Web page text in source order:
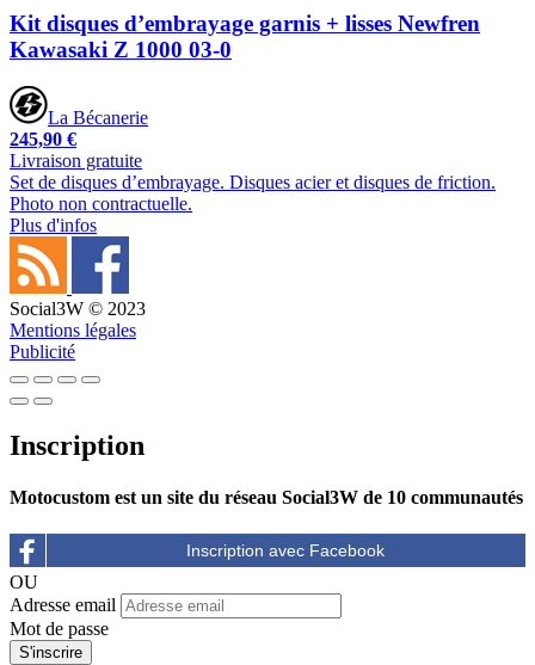
Kit disques d’embrayage garnis + lisses Newfren
Kawasaki Z 1000 03-0
La Bécanerie
245,90 €
Livraison gratuite
Set de disques d’embrayage. Disques acier et disques de friction.
Photo non contractuelle.
Plus d'infos
Social3W © 2023
Mentions légales
Publicité
Inscription
Motocustom est un site du réseau Social3W de 10 communautés
OU
Adresse email
Mot de passe